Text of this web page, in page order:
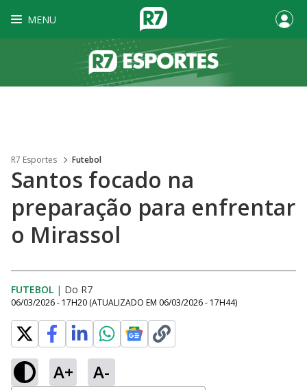
MENU
R7 Esportes Futebol
Santos focado na
preparação para enfrentar
o Mirassol
FUTEBOL | Do R7
06/03/2026 - 17H20 (ATUALIZADO EM 06/03/2026 - 17H44)
A+ A-